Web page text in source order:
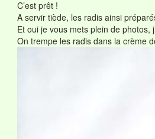
C’est prêt !
A servir tiède, les radis ainsi
Et oui je vous mets plein de photos,
On trempe les radis dans la crème